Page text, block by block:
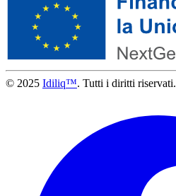
© 2025 Idiliq™. Tutti i diritti riservati.